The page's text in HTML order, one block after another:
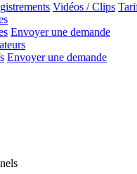
Vidéos / Clips
Envoyer une demande
Envoyer une demande